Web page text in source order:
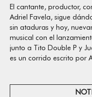
El cantante, productor,
Adriel Favela, sigue
sin ataduras y hoy,
musical con el
junto a Tito Double P y
es un corrido escrito por